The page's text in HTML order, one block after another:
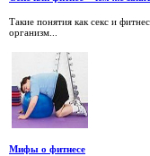
Такие понятия как секс и
организм...
Мифы о фитнесе